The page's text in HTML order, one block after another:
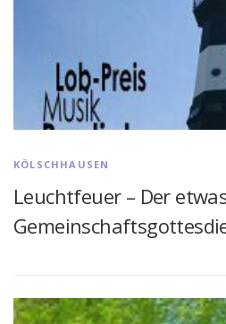
KÖLSCHHAUSEN
Leuchtfeuer – Der